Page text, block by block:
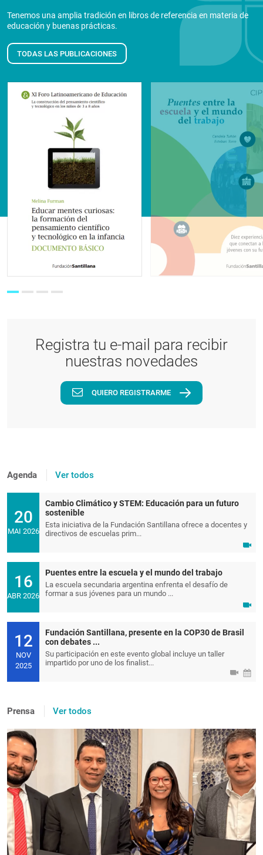
Tenemos una amplia tradición en libros de referencia en materia de
educación y buenas prácticas.
TODAS LAS PUBLICACIONES
Registra tu e-mail para recibir
nuestras novedades
QUIERO REGISTRARME
Agenda Ver todos
20
MAI 2026
Cambio Climático y STEM: Educación para un futuro
sostenible
Esta iniciativa de la Fundación Santillana ofrece a docentes y
directivos de escuelas prim...
16
ABR 2026
Puentes entre la escuela y el mundo del trabajo
La escuela secundaria argentina enfrenta el desafío de
formar a sus jóvenes para un mundo ...
12
NOV
2025
Fundación Santillana, presente en la COP30 de Brasil
con debates ...
Su participación en este evento global incluye un taller
impartido por uno de los finalist...
Prensa Ver todos